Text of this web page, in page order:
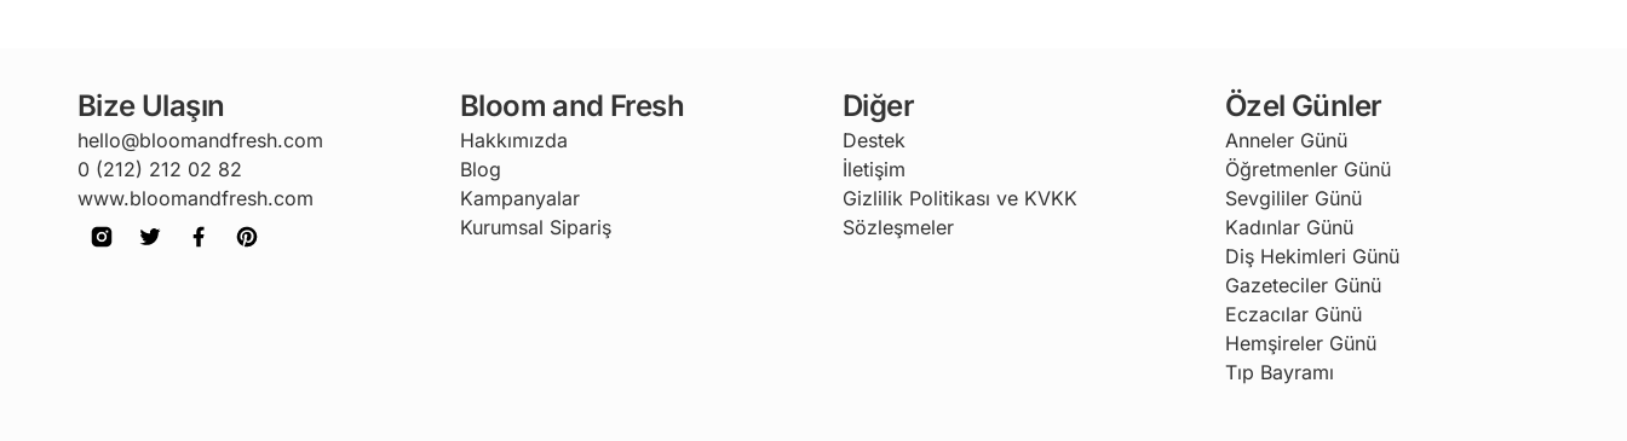
Bize Ulaşın
hello@bloomandfresh.com
0 (212) 212 02 82
www.bloomandfresh.com
Bloom and Fresh
Hakkımızda
Blog
Kampanyalar
Kurumsal Sipariş
Diğer
Destek
İletişim
Gizlilik Politikası ve KVKK
Sözleşmeler
Özel Günler
Anneler Günü
Öğretmenler Günü
Sevgililer Günü
Kadınlar Günü
Diş Hekimleri Günü
Gazeteciler Günü
Eczacılar Günü
Hemşireler Günü
Tıp Bayramı